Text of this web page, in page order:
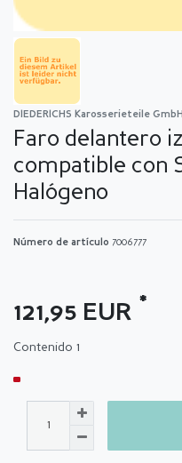
DIEDERICHS Karosserieteile GmbH
Faro delantero
compatible con
Halógeno
Número de artículo 7006777
121,95 EUR *
Contenido 1